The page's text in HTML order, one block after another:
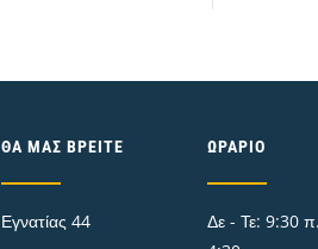
ΘΑ ΜΑΣ ΒΡΕΊΤΕ
Εγνατίας 44
ΩΡΆΡΙΟ
Δε - Τε: 9:30